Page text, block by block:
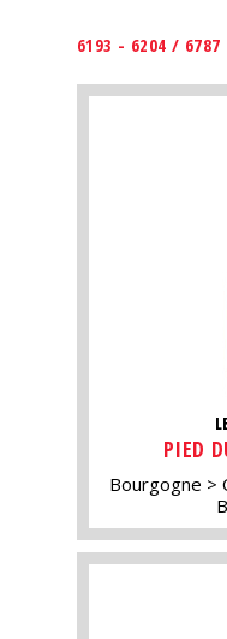
6193 - 6204 / 6787
PIED
Bourgogne